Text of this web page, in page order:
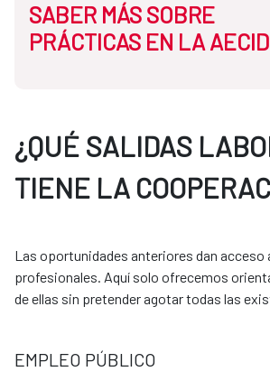
SABER MÁS SOBRE
PRÁCTICAS EN LA AECID
En la AECID disponemos de dos tipos de
Prácticas curriculares:
AECID. El proceso se gestiona
tu universidad.
Puedes acceder mediante
¿QUÉ SALIDAS
TIENE LA
Las oportunidades anteriores dan acceso
profesionales. Aquí solo ofrecemos
de ellas sin pretender agotar todas las
EMPLEO PÚBLICO